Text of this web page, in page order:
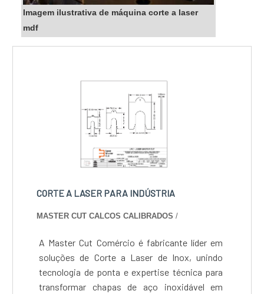
Imagem ilustrativa de máquina corte a laser
mdf
CORTE A LASER PARA INDÚSTRIA
MASTER CUT CALCOS CALIBRADOS /
A Master Cut Comércio é fabricante líder em
soluções de Corte a Laser de Inox, unindo
tecnologia de ponta e expertise técnica para
transformar chapas de aço inoxidável em